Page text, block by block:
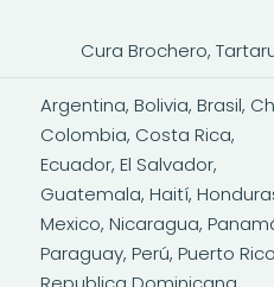
Cura Brochero,
Argentina, Bolivia, Brasil,
Colombia, Costa Rica,
Ecuador, El Salvador,
Guatemala, Haití,
Mexico, Nicaragua,
Paraguay, Perú, Puerto